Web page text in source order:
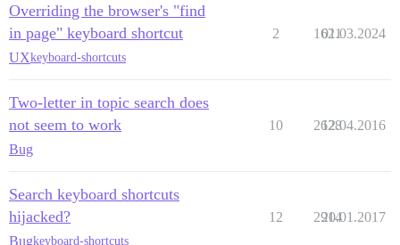
Overriding the browser's "find
in page" keyboard shortcut
UXkeyboard-shortcuts
2 1621
01.03.2024
Two-letter in topic search does
not seem to work
Bug
10 2628
12.04.2016
Search keyboard shortcuts
hijacked?
Bugkeyboard-shortcuts
12 2914
20.01.2017